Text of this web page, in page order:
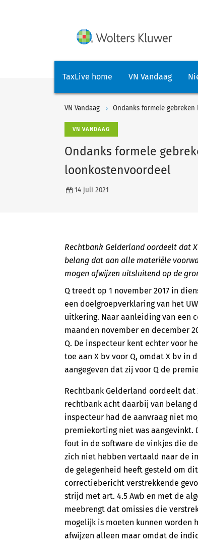
TaxLive home VN Vandaag
VN Vandaag Ondanks formele
VN VANDAAG
Ondanks formele
loonkostenvoordeel
14 juli 2021
Rechtbank Gelderland oordeelt dat
belang dat aan alle materiële
mogen afwijzen uitsluitend op de
Q treedt op 1 november 2017 in
een doelgroepverklaring van het
uitkering. Naar aanleiding van een
maanden november en december
Q. De inspecteur kent echter voor
toe aan X bv voor Q, omdat X bv in
aangegeven dat zij voor Q de
Rechtbank Gelderland oordeelt dat
rechtbank acht daarbij van belang
inspecteur had de aanvraag niet
premiekorting niet was aangevinkt.
fout in de software de vinkjes die
zich niet hebben vertaald naar de
de gelegenheid heeft gesteld om
correctiebericht verstrekkende
strijd met art. 4.5 Awb en met de
meebrengt dat omissies die
mogelijk is moeten kunnen worden
afwijzen alleen maar omdat de